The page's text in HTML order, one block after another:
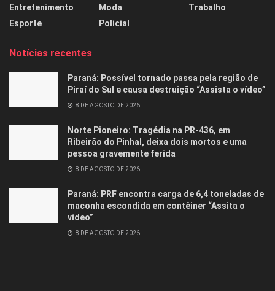
Entretenimento
Esporte
Moda
Policial
Trabalho
Notícias recentes
Paraná: Possível tornado passa pela região de
Piraí do Sul e causa destruição “Assista o vídeo”
8 DE AGOSTO DE 2026
Norte Pioneiro: Tragédia na PR-436, em
Ribeirão do Pinhal, deixa dois mortos e uma
pessoa gravemente ferida
8 DE AGOSTO DE 2026
Paraná: PRF encontra carga de 6,4 toneladas de
maconha escondida em contêiner “Assita o
vídeo”
8 DE AGOSTO DE 2026